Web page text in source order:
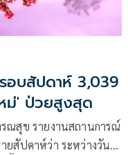
อบสัปดาห์ 3,039
ม่' ป่วยสูงสุด
รณสุข รายงานสถานการณ์
ยสัปดาห์ว่า ระหว่างวันที่